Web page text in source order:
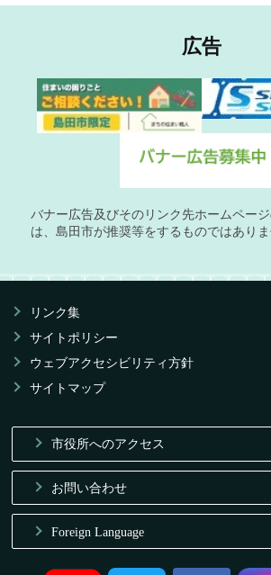
広告
バナー広告及びそのリンク先ホームペー
は、島田市が推奨等をするものではありま
リンク集
サイトポリシー
ウェブアクセシビリティ方針
サイトマップ
市役所へのアクセス
お問い合わせ
Foreign Language